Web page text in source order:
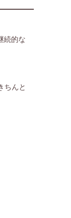
続的な
ちんと